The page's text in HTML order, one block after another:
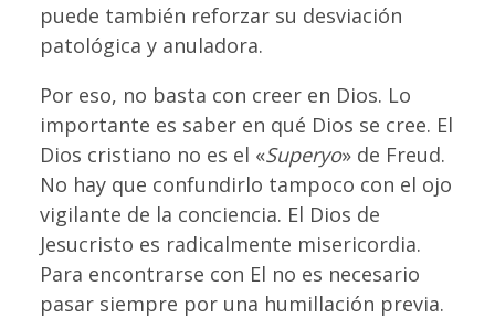
puede también reforzar su desviación
patológica y anuladora.
Por eso, no basta con creer en Dios. Lo
importante es saber en qué Dios se cree. El
Dios cristiano no es el «Superyo» de Freud.
No hay que confundirlo tampoco con el ojo
vigilante de la conciencia. El Dios de
Jesucristo es radicalmente misericordia.
Para encontrarse con El no es necesario
pasar siempre por una humillación previa.